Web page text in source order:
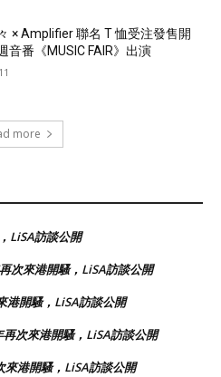
× Amplifier 聯名 T 恤受注發售開
音番《MUSIC FAIR》出演
more
LiSA訪談公開
次來港開騷，LiSA訪談公開
港開騷，LiSA訪談公開
次來港開騷，LiSA訪談公開
來港開騷，LiSA訪談公開